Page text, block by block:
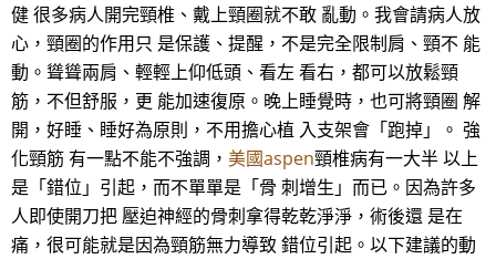
健 很多病人開完頸椎、戴上頸圈就不敢 亂動。我會請病人放
心，頸圈的作用只 是保護、提醒，不是完全限制肩、頸不 能
動。聳聳兩肩、輕輕上仰低頭、看左 看右，都可以放鬆頸
筋，不但舒服，更 能加速復原。晚上睡覺時，也可將頸圈 解
開，好睡、睡好為原則，不用擔心植 入支架會「跑掉」。 強
化頸筋 有一點不能不強調， 美國aspen頸椎病有一大半 以上
是「錯位」引起，而不單單是「骨 刺增生」而已。因為許多
人即使開刀把 壓迫神經的骨刺拿得乾乾淨淨，術後還 是在
痛，很可能就是因為頸筋無力導致 錯位引起。以下建議的動